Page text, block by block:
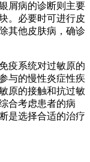
屑病的诊断则主要
。必要时可进行皮
其他皮肤病，确诊
疫系统对过敏原的
与的慢性炎症性疾
原的接触和抗过敏
合考虑患者的病
是选择合适的治疗